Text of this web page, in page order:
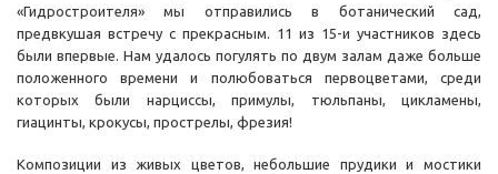
«Гидростроителя» мы отправились в ботанический сад,
предвкушая встречу с прекрасным. 11 из 15-и участников здесь
были впервые. Нам удалось погулять по двум залам даже больше
положенного времени и полюбоваться первоцветами, среди
которых были нарциссы, примулы, тюльпаны, цикламены,
гиацинты, крокусы, прострелы, фрезия!
Композиции из живых цветов, небольшие прудики и мостики